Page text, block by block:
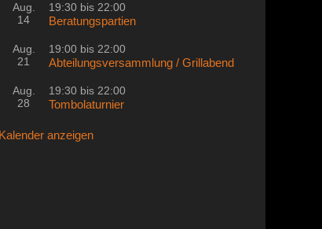
Aug.
14
19:30 bis 22:00
Beratungspartien
Aug.
21
19:00 bis 22:00
Abteilungsversammlung / Grillabend
Aug.
28
19:30 bis 22:00
Tombolaturnier
Kalender anzeigen